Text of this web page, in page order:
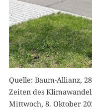
Quelle: Baum-Allianz,
Zeiten des
Mittwoch, 8. Oktober